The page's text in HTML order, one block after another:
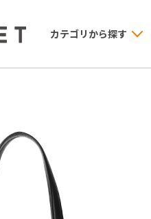
カテゴリから探す